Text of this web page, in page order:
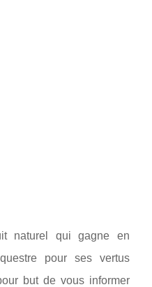
naturel qui gagne en
pour ses vertus
but de vous informer